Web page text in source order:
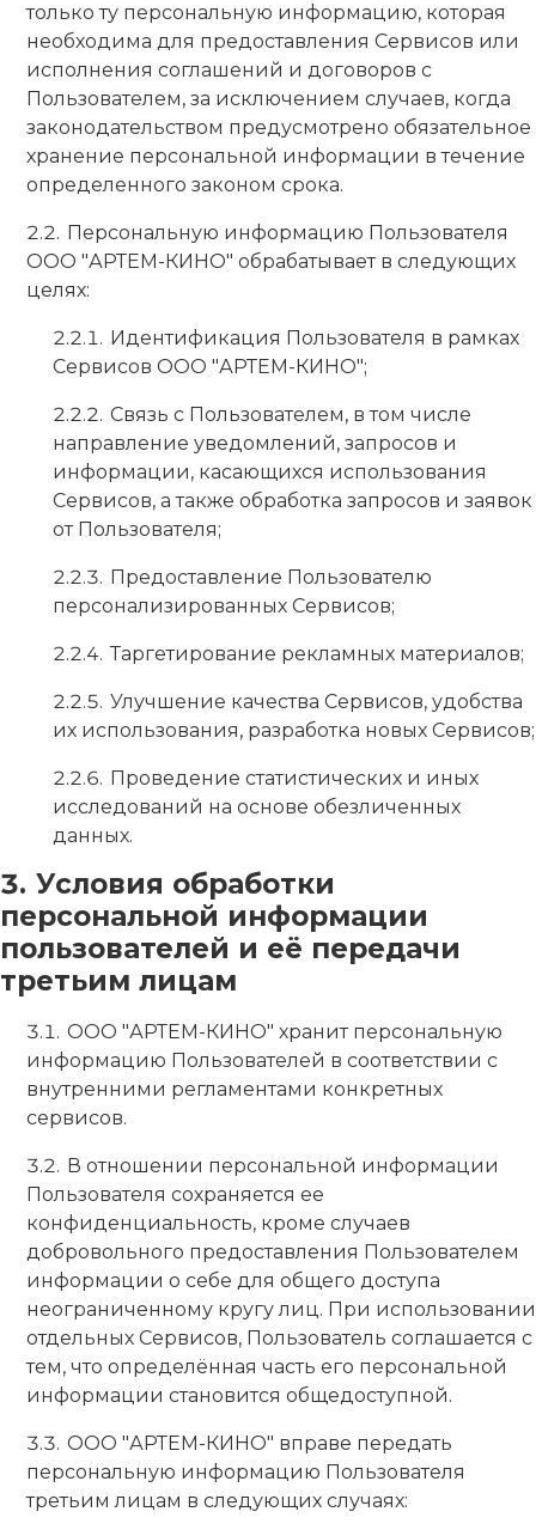
только ту персональную информацию, которая
необходима для предоставления Сервисов или
исполнения соглашений и договоров с
Пользователем, за исключением случаев, когда
законодательством предусмотрено обязательное
хранение персональной информации в течение
определенного законом срока.
Персональную информацию Пользователя
ООО "АРТЕМ-КИНО" обрабатывает в следующих
целях:
Идентификация Пользователя в рамках
Сервисов ООО "АРТЕМ-КИНО";
Связь с Пользователем, в том числе
направление уведомлений, запросов и
информации, касающихся использования
Сервисов, а также обработка запросов и заявок
от Пользователя;
Предоставление Пользователю
персонализированных Сервисов;
Таргетирование рекламных материалов;
Улучшение качества Сервисов, удобства
их использования, разработка новых Сервисов;
Проведение статистических и иных
исследований на основе обезличенных
данных.
Условия обработки
персональной информации
пользователей и её передачи
третьим лицам
ООО "АРТЕМ-КИНО" хранит персональную
информацию Пользователей в соответствии с
внутренними регламентами конкретных
сервисов.
В отношении персональной информации
Пользователя сохраняется ее
конфиденциальность, кроме случаев
добровольного предоставления Пользователем
информации о себе для общего доступа
неограниченному кругу лиц. При использовании
отдельных Сервисов, Пользователь соглашается с
тем, что определённая часть его персональной
информации становится общедоступной.
ООО "АРТЕМ-КИНО" вправе передать
персональную информацию Пользователя
третьим лицам в следующих случаях: